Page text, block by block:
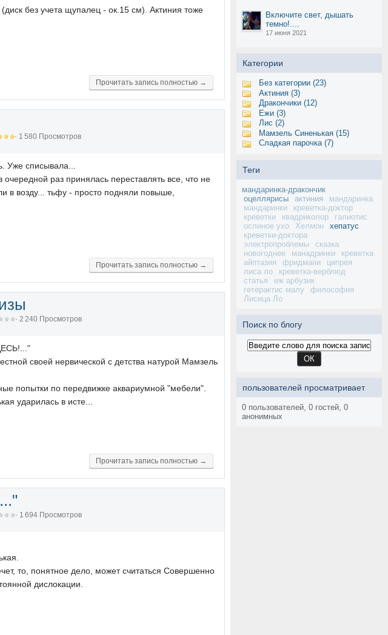
без учета щупалец - ок.15 см). Актиния тоже
Прочитать запись полностью →
· 1 580 Просмотров
Уже списывала...
раз принялась переставлять все, что не
в возду... тьфу - просто подняли повыше,
Прочитать запись полностью →
· 2 240 Просмотров
своей нервической с детства натурой Мамзель
попытки по передвижке аквариумной "мебели".
ударилась в исте...
Прочитать запись полностью →
· 1 694 Просмотров
то, понятное дело, может считаться Совершенно
дислокации.
Включите свет, дышать
темно!....
17 июня 2021
Категории
Без категории (23)
Актиния (3)
Дракончики (12)
Ежи (3)
Лис (2)
Мамзель Синенькая (15)
Сладкая парочка (7)
Теги
мандаринка-дракончик
оцеллярисы
актиния
мандаринка
мандаринки
креветка-доктор
креветки
квадриколор
галиотис
ослиное ухо
Хелмон
хепатус
креветки-доктора
электропроблемы
сказка
новогоднее
манадринки
креветка
айптазия
фридмани
ципрея
лиса ло
креветка-верблюд
статья
еж арбузик
гетерактис малу
философия
Лисица Ло
Поиск по блогу
пользователей просматривает
0 пользователей, 0 гостей, 0
анонимных